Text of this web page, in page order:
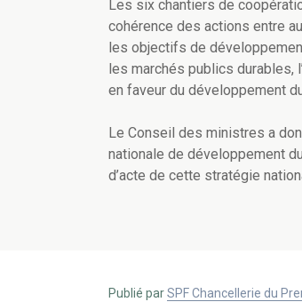
Les six chantiers de
cohérence des actions entre
les objectifs de
les marchés publics durables,
en faveur du développement
Le Conseil des ministres a
nationale de développement
d’acte de cette stratégie
Publié parSPF Chancellerie du